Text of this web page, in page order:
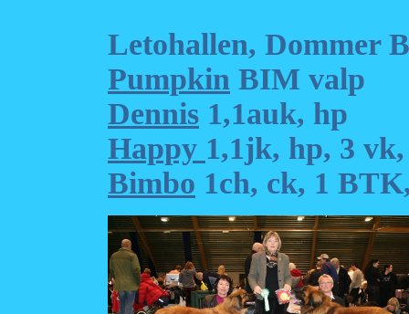
Letohallen, Dommer
Pumpkin BIM valp
Dennis 1,1auk, hp
Happy 1,1jk, hp, 3 vk,
Bimbo 1ch, ck, 1